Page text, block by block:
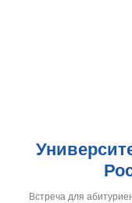
Встреча для